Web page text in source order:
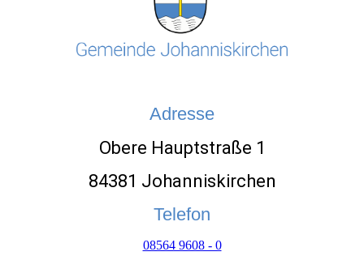
Adresse
Obere Hauptstraße 1
84381 Johanniskirchen
Telefon
08564 9608 - 0